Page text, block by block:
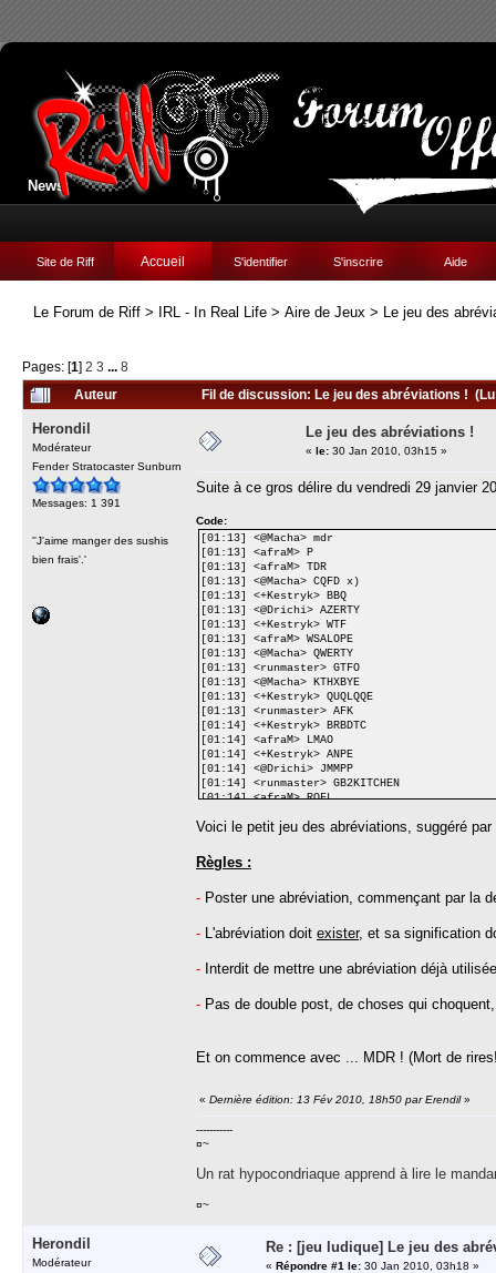
News:
Site de Riff Accueil S'identifier S'inscrire Aide
Le Forum de Riff > IRL - In Real Life > Aire de Jeux > Le jeu des
Pages: [1] 2 3 ... 8
Auteur
Fil de discussion: Le jeu des abréviations !
Herondil
Modérateur
Fender Stratocaster Sunburn
Messages: 1 391
''J'aime manger des sushis
bien frais'.'
Le jeu des abréviations !
« le: 30 Jan 2010, 03h15 »
Suite à ce gros délire du vendredi 29 janvier
Code:
[01:13] <@Macha> mdr
[01:13] <afraM> P
[01:13] <afraM> TDR
[01:13] <@Macha> CQFD x)
[01:13] <+Kestryk> BBQ
[01:13] <@Drichi> AZERTY
[01:13] <+Kestryk> WTF
[01:13] <afraM> WSALOPE
[01:13] <@Macha> QWERTY
[01:13] <runmaster> GTFO
[01:13] <@Macha> KTHXBYE
[01:13] <+Kestryk> QUQLQQE
[01:13] <runmaster> AFK
[01:14] <+Kestryk> BRBDTC
[01:14] <afraM> LMAO
[01:14] <+Kestryk> ANPE
[01:14] <@Drichi> JMMPP
[01:14] <runmaster> GB2KITCHEN
[01:14] <afraM> ROFL
[01:14] <+Kestryk> URSS
[01:14] <runmaster> Ak47
[01:14] <afraM> TGFDP
[01:15] <@Azrael> MMF2DEV
[01:15] <@Azrael> HTTP
[01:15] <PretreSLT> HAHAHA
[01:15] <afraM> JAVA
[01:15] <runmaster> C++
[01:15] <+Kestryk> PUT1
[01:15] <+Ha-Mais-Li> SDB
[01:15] <afraM> TUTO
[01:15] <runmaster> AJAX
[01:15] <@Drichi> SSBB
[01:15] <@Azrael> DK
[01:15] <@Drichi> W3C
[01:16] <@Macha> MMORPG
Voici le petit jeu des abréviations, suggéré par
Règles :
- Poster une abréviation, commençant par la
- L'abréviation doit exister, et sa signification
- Interdit de mettre une abréviation déjà
- Pas de double post, de choses qui
Et on commence avec ... MDR ! (Mort de
« Dernière édition: 13 Fév 2010, 18h50 par Erendil»
-----------
¤~
Un rat hypocondriaque apprend à lire le
¤~
Herondil
Modérateur
Re : [jeu ludique] Le jeu des
« Répondre #1 le: 30 Jan 2010, 03h18 »